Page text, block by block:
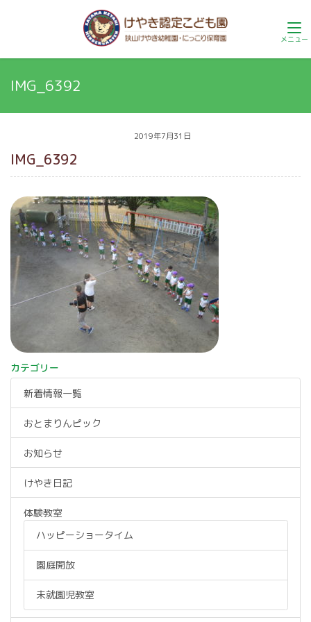
IMG_6392
2019年7月31日
IMG_6392
カテゴリー
新着情報一覧
おとまりんピック
お知らせ
けやき日記
体験教室
ハッピーショータイム
園庭開放
未就園児教室